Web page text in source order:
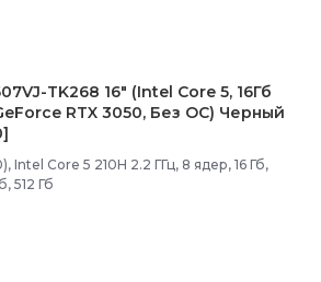
TK268 16" (Intel Core 5, 16Гб
GeForce RTX 3050, Без ОС) Черный
Intel Core 5 210H 2.2 ГГц, 8 ядер, 16 Гб,
512 Гб